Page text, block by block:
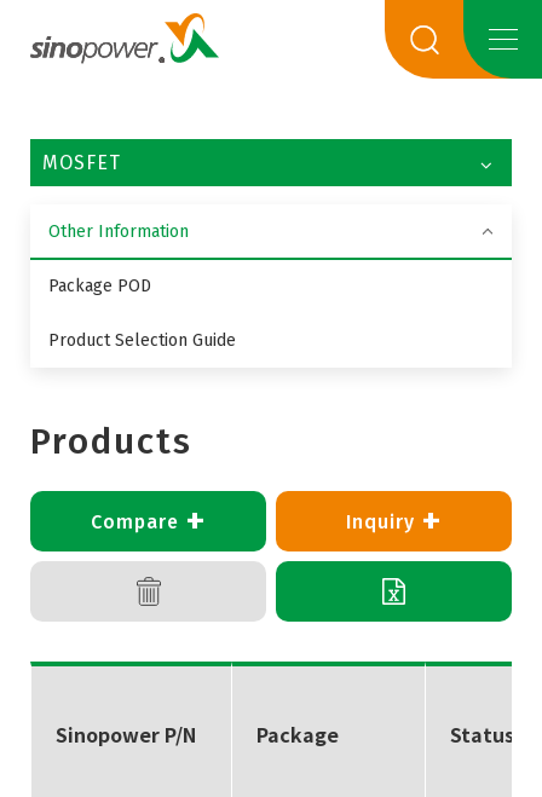
MOSFET
Other Information
Package POD
Product Selection Guide
Products
Compare + Inquiry +
Sinopower P/N Package Status